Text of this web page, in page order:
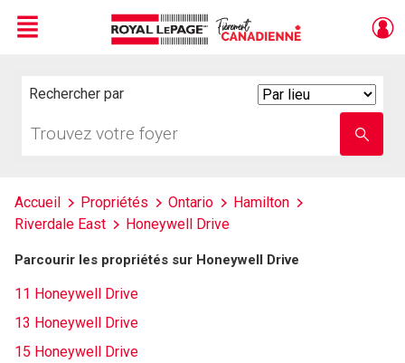
Menu
Rechercher par
votre
nom
Accueil Propriétés Ontario
Hamilton
Riverdale East
Honeywell Drive
Parcourir les propriétés sur Honeywell Drive
11 Honeywell Drive
13 Honeywell Drive
15 Honeywell Drive